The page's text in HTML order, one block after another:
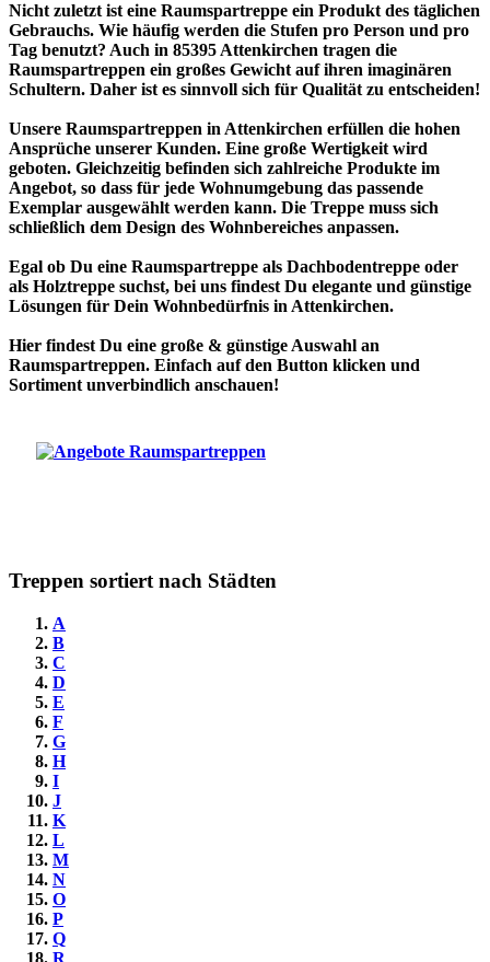
Nicht zuletzt ist eine Raumspartreppe ein Produkt des täglichen
Gebrauchs. Wie häufig werden die Stufen pro Person und pro
Tag benutzt? Auch in 85395 Attenkirchen tragen die
Raumspartreppen ein großes Gewicht auf ihren imaginären
Schultern. Daher ist es sinnvoll sich für Qualität zu entscheiden!
Unsere Raumspartreppen in Attenkirchen erfüllen die hohen
Ansprüche unserer Kunden. Eine große Wertigkeit wird
geboten. Gleichzeitig befinden sich zahlreiche Produkte im
Angebot, so dass für jede Wohnumgebung das passende
Exemplar ausgewählt werden kann. Die Treppe muss sich
schließlich dem Design des Wohnbereiches anpassen.
Egal ob Du eine Raumspartreppe als Dachbodentreppe oder
als Holztreppe suchst, bei uns findest Du elegante und günstige
Lösungen für Dein Wohnbedürfnis in Attenkirchen.
Hier findest Du eine große & günstige Auswahl an
Raumspartreppen. Einfach auf den Button klicken und
Sortiment unverbindlich anschauen!
Treppen sortiert nach Städten
A
B
C
D
E
F
G
H
I
J
K
L
M
N
O
P
Q
R